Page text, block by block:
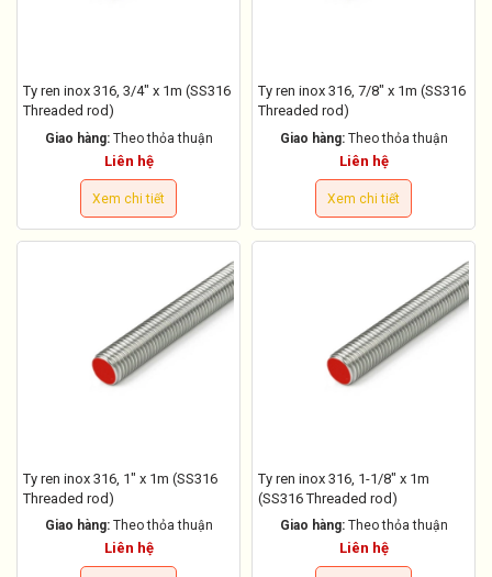
Ty ren inox 316, 3/4" x 1m (SS316
Threaded rod)
Giao hàng: Theo thỏa thuận
Liên hệ
Xem chi tiết
Ty ren inox 316, 7/8" x 1m (SS316
Threaded rod)
Giao hàng: Theo thỏa thuận
Liên hệ
Xem chi tiết
Ty ren inox 316, 1" x 1m (SS316
Threaded rod)
Giao hàng: Theo thỏa thuận
Liên hệ
Ty ren inox 316, 1-1/8" x 1m
(SS316 Threaded rod)
Giao hàng: Theo thỏa thuận
Liên hệ